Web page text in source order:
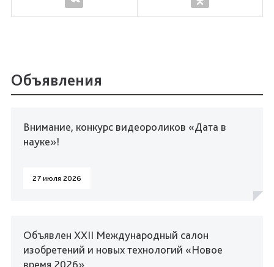
Объявления
Внимание, конкурс видеороликов «Дата в
науке»!
27 июля 2026
Объявлен XXII Международный салон
изобретений и новых технологий «Новое
время 2026»